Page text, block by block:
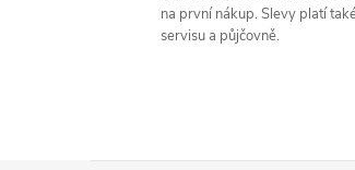
na první nákup. Slevy platí
servisu a půjčovně.